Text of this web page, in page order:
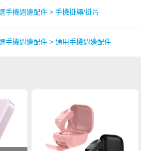
手機週邊配件 > 手機掛繩/掛片
手機週邊配件 > 通用手機週邊配件